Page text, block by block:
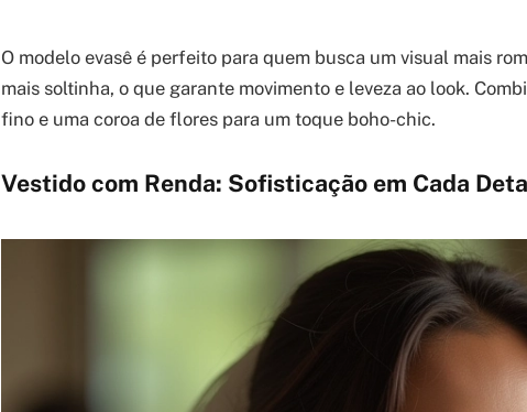
O modelo evasê é perfeito para quem busca um visual mais
mais soltinha, o que garante movimento e leveza ao look.
fino e uma coroa de flores para um toque boho-chic.
Vestido com Renda: Sofisticação em Cada